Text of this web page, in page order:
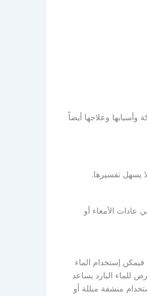
وعلاجها أيضاً
يسهل تفسيرها.
عادات الأمعاء أو
إستخدام الماء
للماء البارد يساعد
منشفة مبللة أو